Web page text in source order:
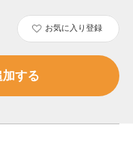
お気に入り登録